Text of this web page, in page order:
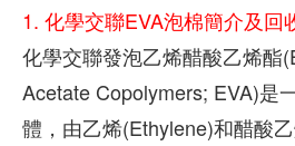
1. 化學交聯EVA泡棉簡介及回
化學交聯發泡乙烯醋酸乙烯酯
Acetate Copolymers; EVA)是
體，由乙烯(Ethylene)和醋酸